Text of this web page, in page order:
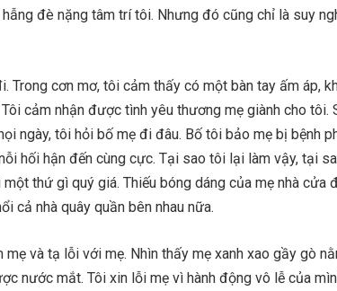
đè nặng tâm trí tôi. Nhưng đó cũng chỉ là suy
Trong cơn mơ, tôi cảm thấy có một bàn tay ấm áp,
cảm nhận được tình yêu thương mẹ giành cho tôi.
ngày, tôi hỏi bố mẹ đi đâu. Bố tôi bảo mẹ bị bệnh
hối hận đến cùng cực. Tại sao tôi lại làm vậy, tại
thứ gì quý giá. Thiếu bóng dáng của mẹ nhà cửa
cả nhà quây quần bên nhau nữa.
và tạ lỗi với mẹ. Nhìn thấy mẹ xanh xao gầy gò
nước mắt. Tôi xin lỗi mẹ vì hành động vô lễ của